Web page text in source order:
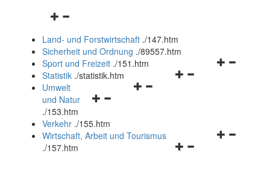
Navigationsmenü
und
schließen
Land- und Forstwirtschaft ./147.htm
Sicherheit und Ordnung ./89557.htm
Navigationsmenü
Sport und Freizeit ./151.htm
Navigationsmenü
Statistik ./statistik.htm
Navigationsmenü
und
schließen
Umwelt
und Natur
./153.htm
Verkehr ./155.htm
Navigationsmenü
Wirtschaft, Arbeit und Tourismus
./157.htm